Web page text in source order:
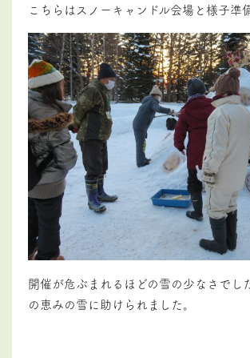
こちらはスノーキャンドル会場と様子準
開催が危ぶまれるほどの雪の少なさでし
の恵みの雪に助けられました。